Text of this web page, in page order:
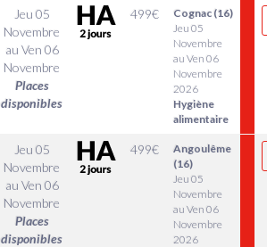
Jeu 05
Novembre
au Ven 06
Novembre
Places
disponibles
499€
Cognac (16)
Jeu 05
Novembre
au Ven 06
Novembre
2026
Hygiène
alimentaire
Jeu 05
Novembre
au Ven 06
Novembre
Places
disponibles
499€
Angoulême
(16)
Jeu 05
Novembre
au Ven 06
Novembre
2026